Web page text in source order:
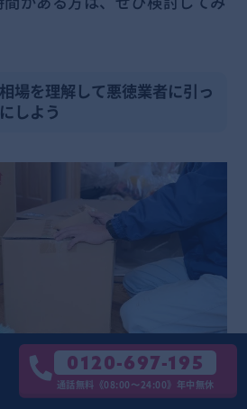
場を理解して悪徳業者に引っ
しよう
0120-697-195
通話無料《08:00〜24:00》年中無休